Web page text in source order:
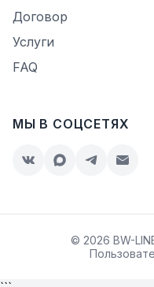
Договор
Услуги
FAQ
МЫ В СОЦСЕТЯХ
© 2026 BW-